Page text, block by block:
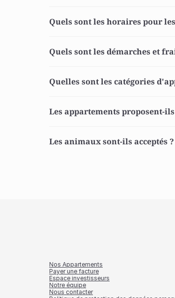
Quels sont les horaires pour
Quels sont les démarches et
Quelles sont les catégories
Les appartements proposent-
Les animaux sont-ils acceptés ?
Nos Appartements
Payer une facture
Espace investisseurs
Notre équipe
Nous contacter